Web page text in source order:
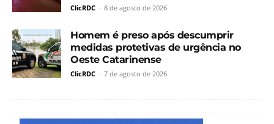
ClicRDC - 8 de agosto de 2026
Homem é preso após descumprir
medidas protetivas de urgência no
Oeste Catarinense
ClicRDC - 7 de agosto de 2026